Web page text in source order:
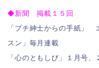
◆新聞 掲載１５回
「プチ紳士からの手紙」
スン」毎月連載
「心のともしび」１月号